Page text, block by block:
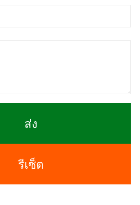
ส่ง
รีเซ็ต